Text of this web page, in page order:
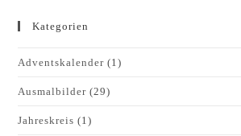
Kategorien
Adventskalender (1)
Ausmalbilder (29)
Jahreskreis (1)